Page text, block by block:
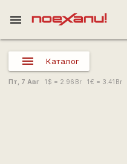
menu
Каталог
Пт, 7 Авг 1 $ = 2.96 Br 1€ = 3.41 Br